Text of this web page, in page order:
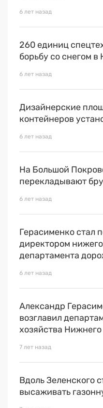
6 лет назад
260 единиц
борьбу со снегом
6 лет назад
Дизайнерские
контейнеров
6 лет назад
На Большой
перекладывают
6 лет назад
Герасименко стал
директором
департамента
6 лет назад
Александр
возглавил
хозяйства
7 лет назад
Вдоль Зеленского
высаживать